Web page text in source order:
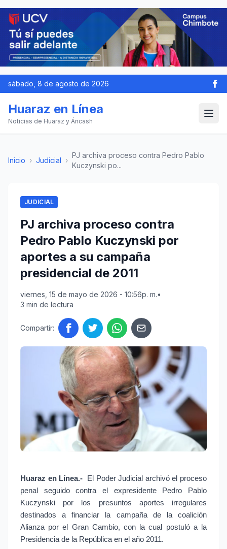
sábado, 8 de agosto de 2026
Huaraz en Línea
Noticias de Huaraz y Áncash
Inicio › Judicial ›
PJ archiva proceso contra Pedro Pablo
Kuczynski po...
JUDICIAL
PJ archiva proceso contra
Pedro Pablo Kuczynski por
aportes a su campaña
presidencial de 2011
viernes, 15 de mayo de 2026 - 10:56p. m.•
3 min de lectura
Compartir:
Huaraz en Línea.-
El Poder Judicial archivó el proceso
penal seguido contra el expresidente Pedro Pablo
Kuczynski por los presuntos aportes irregulares
destinados a financiar la campaña de la coalición
Alianza por el Gran Cambio, con la cual postuló a la
Presidencia de la República en el año 2011.